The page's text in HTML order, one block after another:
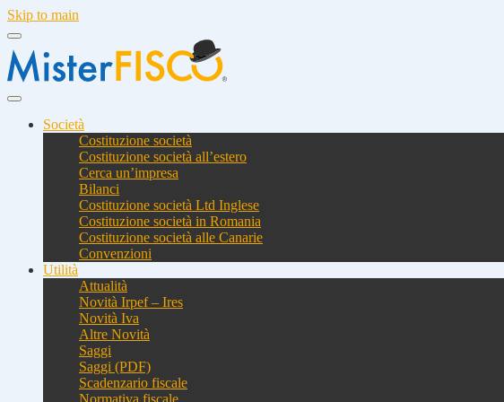
Skip to main
Società
Costituzione società
Costituzione società all’estero
Cerca un’impresa
Bilanci
Costituzione società Ltd Inglese
Costituzione società in Romania
Costituzione società alle Canarie
Convenzioni
Utilità
Attualità
Novità Irpef – Ires
Novità Iva
Altre Novità
Saggi
Saggi (PDF)
Scadenzario fiscale
Normativa fiscale